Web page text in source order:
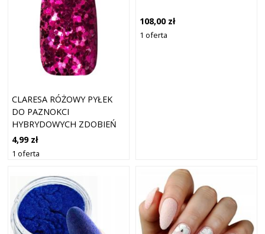
CLARESA RÓŻOWY PYŁEK
DO PAZNOKCI
HYBRYDOWYCH ZDOBIEŃ
DISCO CLARET
4,99 zł
1 oferta
108,00 zł
1 oferta